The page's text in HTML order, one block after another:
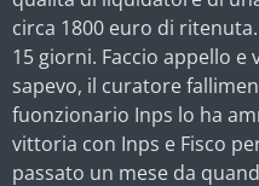
circa 1800 euro di
15 giorni. Faccio appello
sapevo, il curatore
fuonzionario Inps lo ha
vittoria con Inps e Fisco
passato un mese da